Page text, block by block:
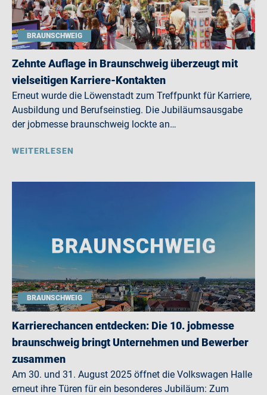
BRAUNSCHWEIG
Zehnte Auflage in Braunschweig überzeugt mit
vielseitigen Karriere-Kontakten
Erneut wurde die Löwenstadt zum Treffpunkt für Karriere,
Ausbildung und Berufseinstieg. Die Jubiläumsausgabe
der jobmesse braunschweig lockte an…
WEITERLESEN
BRAUNSCHWEIG
Karrierechancen entdecken: Die 10. jobmesse
braunschweig bringt Unternehmen und Bewerber
zusammen
Am 30. und 31. August 2025 öffnet die Volkswagen Halle
erneut ihre Türen für ein besonderes Jubiläum: Zum